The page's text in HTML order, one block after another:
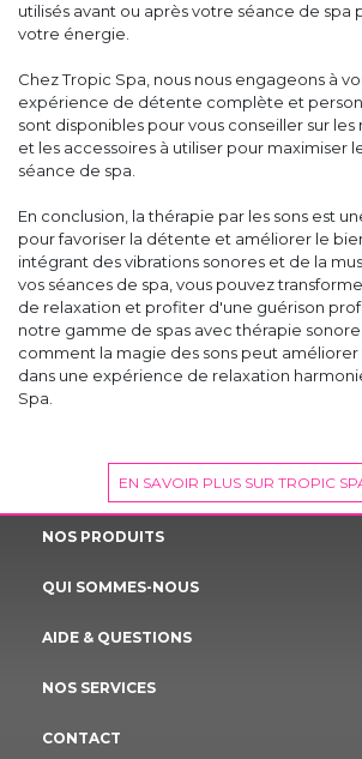
utilisés avant ou après votre séance de spa
votre énergie.
Chez Tropic Spa, nous nous engageons à
expérience de détente complète et
sont disponibles pour vous conseiller sur
et les accessoires à utiliser pour maximiser
séance de spa.
En conclusion, la thérapie par les sons est
pour favoriser la détente et améliorer le
intégrant des vibrations sonores et de la
vos séances de spa, vous pouvez
de relaxation et profiter d'une guérison
notre gamme de spas avec thérapie
comment la magie des sons peut
dans une expérience de relaxation
Spa.
EN SAVOIR PLUS SUR TROPIC
NOS PRODUITS
QUI SOMMES-NOUS
AIDE & QUESTIONS
NOS SERVICES
CONTACT